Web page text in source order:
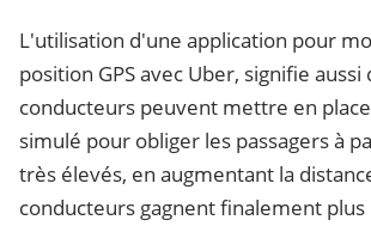
L'utilisation d'une application pour
position GPS avec Uber, signifie aussi
conducteurs peuvent mettre en
simulé pour obliger les passagers à
très élevés, en augmentant la
conducteurs gagnent finalement plus